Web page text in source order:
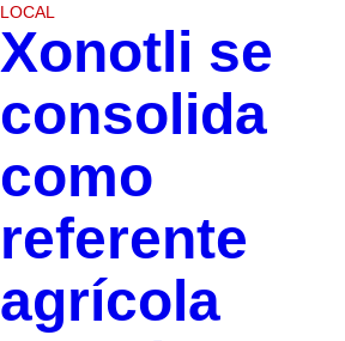
LOCAL
Xonotli se
consolida
como
referente
agrícola